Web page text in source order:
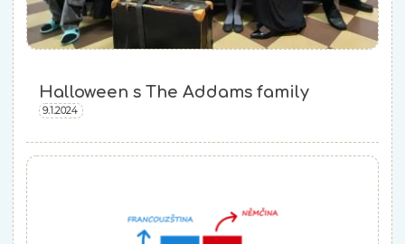
Halloween s The Addams family
9.1.2024